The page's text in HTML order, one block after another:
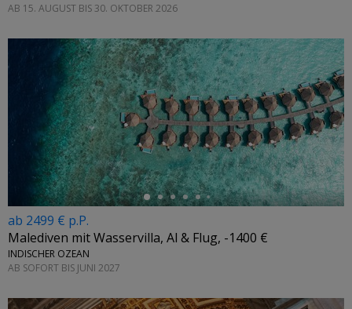
AB 15. AUGUST BIS 30. OKTOBER 2026
←
ab 2499 € p.P.
Malediven mit Wasservilla, Al & Flug, -1400 €
INDISCHER OZEAN
AB SOFORT BIS JUNI 2027